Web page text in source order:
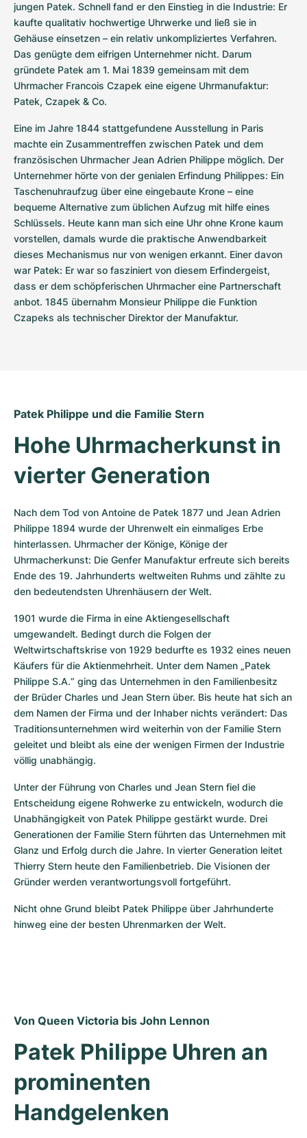
jungen Patek. Schnell fand er den Einstieg in die Industrie: Er
kaufte qualitativ hochwertige Uhrwerke und ließ sie in
Gehäuse einsetzen – ein relativ unkompliziertes Verfahren.
Das genügte dem eifrigen Unternehmer nicht. Darum
gründete Patek am 1. Mai 1839 gemeinsam mit dem
Uhrmacher Francois Czapek eine eigene Uhrmanufaktur:
Patek, Czapek & Co.
Eine im Jahre 1844 stattgefundene Ausstellung in Paris
machte ein Zusammentreffen zwischen Patek und dem
französischen Uhrmacher Jean Adrien Philippe möglich. Der
Unternehmer hörte von der genialen Erfindung Philippes: Ein
Taschenuhraufzug über eine eingebaute Krone – eine
bequeme Alternative zum üblichen Aufzug mit hilfe eines
Schlüssels. Heute kann man sich eine Uhr ohne Krone kaum
vorstellen, damals wurde die praktische Anwendbarkeit
dieses Mechanismus nur von wenigen erkannt. Einer davon
war Patek: Er war so fasziniert von diesem Erfindergeist,
dass er dem schöpferischen Uhrmacher eine Partnerschaft
anbot. 1845 übernahm Monsieur Philippe die Funktion
Czapeks als technischer Direktor der Manufaktur.
Patek Philippe und die Familie Stern
Hohe Uhrmacherkunst in
vierter Generation
Nach dem Tod von Antoine de Patek 1877 und Jean Adrien
Philippe 1894 wurde der Uhrenwelt ein einmaliges Erbe
hinterlassen. Uhrmacher der Könige, Könige der
Uhrmacherkunst: Die Genfer Manufaktur erfreute sich bereits
Ende des 19. Jahrhunderts weltweiten Ruhms und zählte zu
den bedeutendsten Uhrenhäusern der Welt.
1901 wurde die Firma in eine Aktiengesellschaft
umgewandelt. Bedingt durch die Folgen der
Weltwirtschaftskrise von 1929 bedurfte es 1932 eines neuen
Käufers für die Aktienmehrheit. Unter dem Namen „Patek
Philippe S.A.“ ging das Unternehmen in den Familienbesitz
der Brüder Charles und Jean Stern über. Bis heute hat sich an
dem Namen der Firma und der Inhaber nichts verändert: Das
Traditionsunternehmen wird weiterhin von der Familie Stern
geleitet und bleibt als eine der wenigen Firmen der Industrie
völlig unabhängig.
Unter der Führung von Charles und Jean Stern fiel die
Entscheidung eigene Rohwerke zu entwickeln, wodurch die
Unabhängigkeit von Patek Philippe gestärkt wurde. Drei
Generationen der Familie Stern führten das Unternehmen mit
Glanz und Erfolg durch die Jahre. In vierter Generation leitet
Thierry Stern heute den Familienbetrieb. Die Visionen der
Gründer werden verantwortungsvoll fortgeführt.
Nicht ohne Grund bleibt Patek Philippe über Jahrhunderte
hinweg eine der besten Uhrenmarken der Welt.
Von Queen Victoria bis John Lennon
Patek Philippe Uhren an
prominenten
Handgelenken